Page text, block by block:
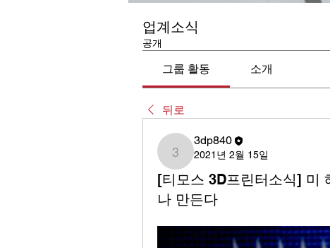
업계소식
공개
그룹 활동 소개
뒤로
3dp840
3dp840
2021년 2월 15일
[티모스 3D프린터소식] 미
나 만든다